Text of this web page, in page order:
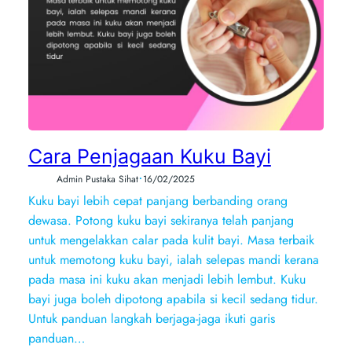
Cara Penjagaan Kuku Bayi
Admin Pustaka Sihat•16/02/2025
Kuku bayi lebih cepat panjang berbanding orang
dewasa. Potong kuku bayi sekiranya telah panjang
untuk mengelakkan calar pada kulit bayi. Masa terbaik
untuk memotong kuku bayi, ialah selepas mandi kerana
pada masa ini kuku akan menjadi lebih lembut. Kuku
bayi juga boleh dipotong apabila si kecil sedang tidur.
Untuk panduan langkah berjaga-jaga ikuti garis
panduan…